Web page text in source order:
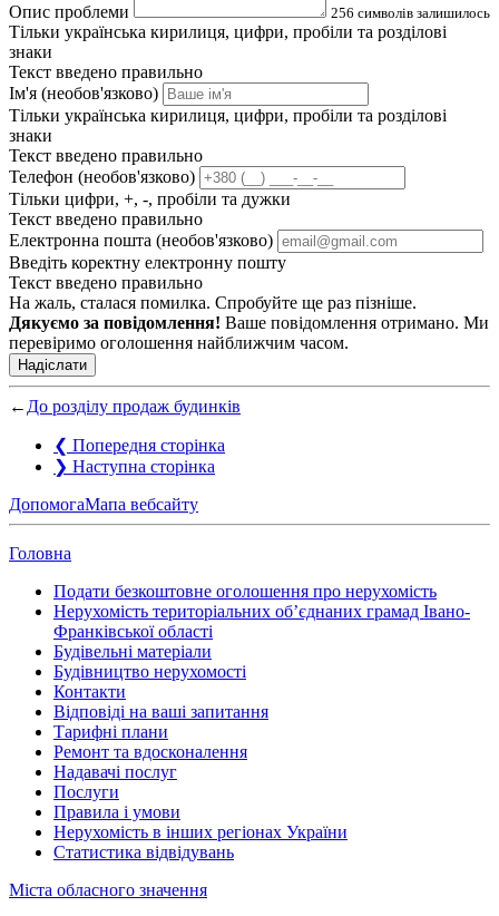
Опис проблеми 256 символів залишилось
Тільки українська кирилиця, цифри, пробіли та розділові
знаки
Текст введено правильно
Ім'я (необов'язково)
Тільки українська кирилиця, цифри, пробіли та розділові
знаки
Текст введено правильно
Телефон (необов'язково)
Тільки цифри, +, -, пробіли та дужки
Текст введено правильно
Електронна пошта (необов'язково)
Введіть коректну електронну пошту
Текст введено правильно
На жаль, сталася помилка. Спробуйте ще раз пізніше.
Дякуємо за повідомлення! Ваше повідомлення отримано. Ми
перевіримо оголошення найближчим часом.
Надіслати
← До розділу продаж будинків
❮ Попередня сторінка
❯ Наступна сторінка
ДопомогаМапа вебсайту
Головна
Подати безкоштовне оголошення про нерухомість
Нерухомість територіальних об’єднаних грамад Івано-
Франківської області
Будівельні матеріали
Будівництво нерухомості
Контакти
Відповіді на ваші запитання
Тарифні плани
Ремонт та вдосконалення
Надавачі послуг
Послуги
Правила і умови
Нерухомість в інших регіонах України
Статистика відвідувань
Міста обласного значення